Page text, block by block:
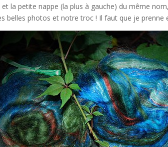
la petite nappe (la plus à gauche) du même
belles photos et notre troc ! Il faut que je prenne